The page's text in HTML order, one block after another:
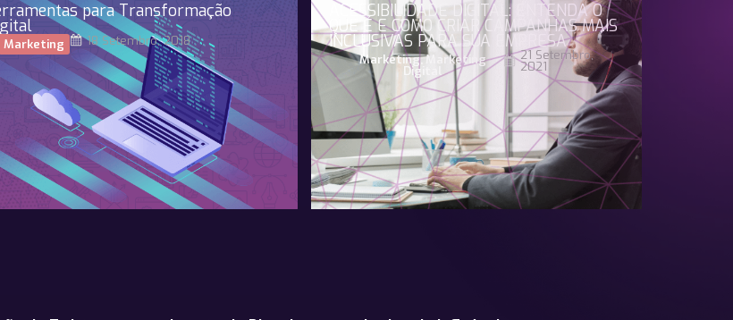
para Transformação
Marketing 18 Setembro, 2018
ACESSIBILIDADE DIGITAL: ENTENDA O
QUE É E COMO CRIAR CAMPANHAS MAIS
INCLUSIVAS PARA SUA EMPRESA
Marketing,Marketing
Digital
21 Setembro,
2021